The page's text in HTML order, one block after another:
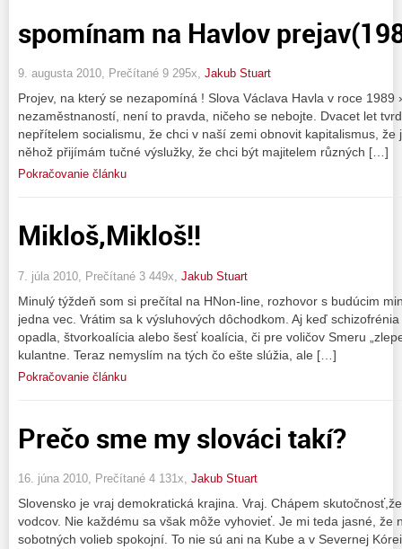
spomínam na Havlov
9. augusta 2010, Prečítané 9 295x, Jakub Stuart
Projev, na který se nezapomíná ! Slova Václava Havla v roce 1989
nezaměstnaností, není to pravda, ničeho se nebojte. Dvacet let
nepřítelem socialismu, že chci v naší zemi obnovit kapitalismus,
něhož přijímám tučné výslužky, že chci být majitelem různých […]
Pokračovanie článku
Mikloš,Mikloš!!
7. júla 2010, Prečítané 3 449x, Jakub Stuart
Minulý týždeň som si prečítal na HNon-line, rozhovor s budúcim
jedna vec. Vrátim sa k výsluhových dôchodkom. Aj keď
opadla, štvorkoalícia alebo šesť koalícia, či pre voličov Smeru
kulantne. Teraz nemyslím na tých čo ešte slúžia, ale […]
Pokračovanie článku
Prečo sme my slováci takí?
16. júna 2010, Prečítané 4 131x, Jakub Stuart
Slovensko je vraj demokratická krajina. Vraj. Chápem
vodcov. Nie každému sa však môže vyhovieť. Je mi teda jasné, že
sobotných volieb spokojní. To nie sú ani na Kube a v Severnej